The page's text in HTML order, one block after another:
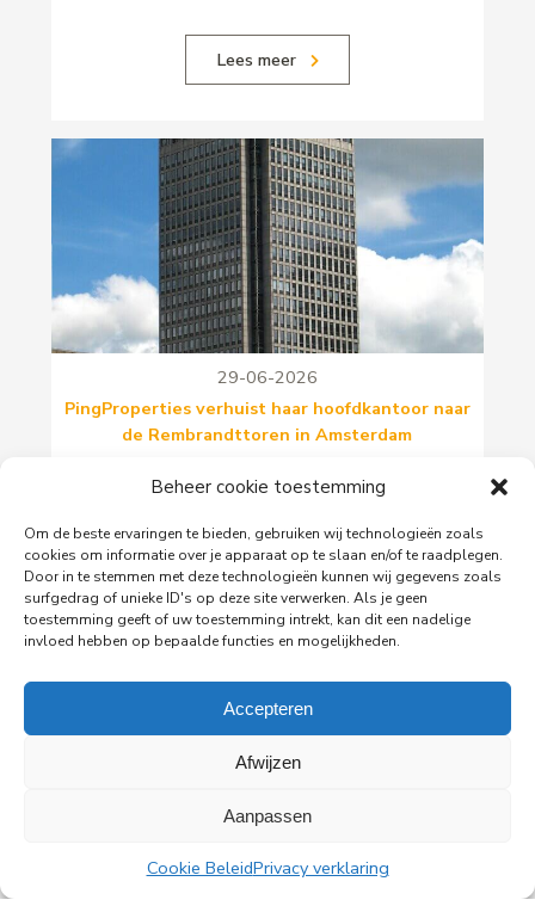
Beheer cookie toestemming
Om de beste ervaringen te bieden, gebruiken wij technologieën zoals
cookies om informatie over je apparaat op te slaan en/of te raadplegen.
Door in te stemmen met deze technologieën kunnen wij gegevens zoals
surfgedrag of unieke ID's op deze site verwerken. Als je geen
toestemming geeft of uw toestemming intrekt, kan dit een nadelige
invloed hebben op bepaalde functies en mogelijkheden.
Accepteren
Afwijzen
Aanpassen
Cookie BeleidPrivacy verklaring
Lees meer
29-06-2026
PingProperties verhuist haar hoofdkantoor naar
de Rembrandttoren in Amsterdam
in de Rembrandttoren (Rembrandt Tower), het
Amsterdam.
Lees meer
Alle nieuwsberichten
PingProperties B.V.